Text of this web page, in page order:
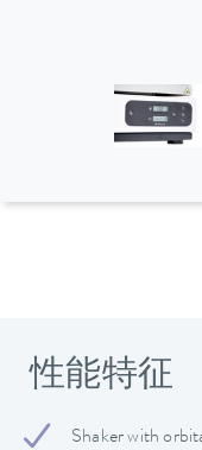
性能特征
Shaker with